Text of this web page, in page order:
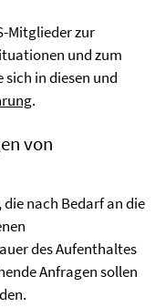
Mitglieder zur
und zum
in diesen und
.
von
die nach Bedarf an die
des Aufenthaltes
Anfragen sollen